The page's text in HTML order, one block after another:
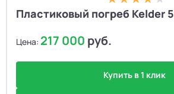
Пластиковый погреб Kelder 5
Цена: 217 000 руб.
Купить в 1 клик